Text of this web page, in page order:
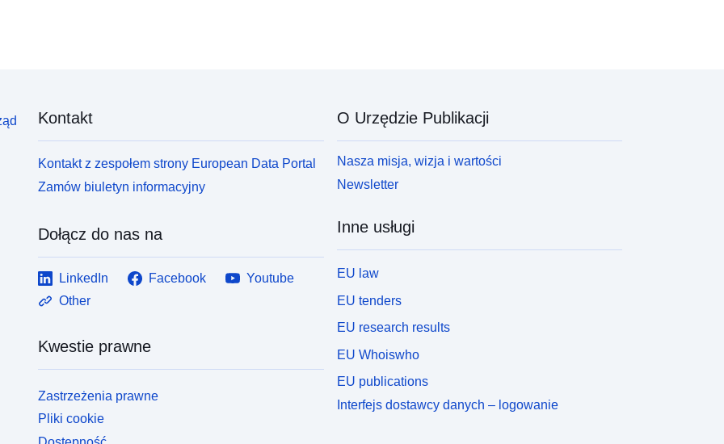
Kontakt
Kontakt z zespołem strony European Data Portal
Zamów biuletyn informacyjny
Dołącz do nas na
LinkedIn Facebook
Youtube
Other
Kwestie prawne
Zastrzeżenia prawne
Pliki cookie
O Urzędzie Publikacji
Nasza misja, wizja i wartości
Newsletter
Inne usługi
EU law
EU tenders
EU research results
EU Whoiswho
EU publications
Interfejs dostawcy danych – logowanie